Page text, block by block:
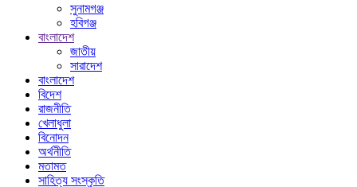
সুনামগঞ্জ
হবিগঞ্জ
বাংলাদেশ
জাতীয়
সারাদেশ
বাংলাদেশ
বিদেশ
রাজনীতি
খেলাধুলা
বিনোদন
অর্থনীতি
মতামত
সাহিত্য সংস্কৃতি